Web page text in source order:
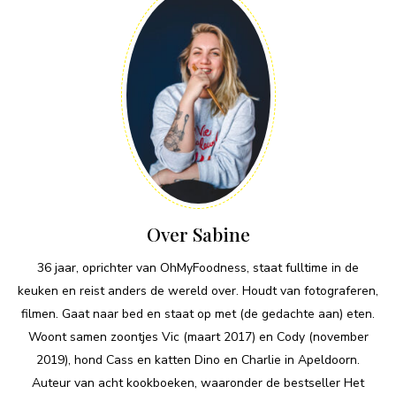
Over Sabine
36 jaar, oprichter van OhMyFoodness, staat fulltime in de
keuken en reist anders de wereld over. Houdt van fotograferen,
filmen. Gaat naar bed en staat op met (de gedachte aan) eten.
Woont samen zoontjes Vic (maart 2017) en Cody (november
2019), hond Cass en katten Dino en Charlie in Apeldoorn.
Auteur van acht kookboeken, waaronder de bestseller Het